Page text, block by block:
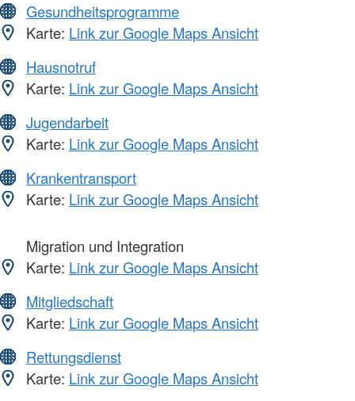
Gesundheitsprogramme
Karte: Link zur Google Maps Ansicht
Hausnotruf
Karte: Link zur Google Maps Ansicht
Jugendarbeit
Karte: Link zur Google Maps Ansicht
Krankentransport
Karte: Link zur Google Maps Ansicht
Migration und Integration
Karte: Link zur Google Maps Ansicht
Mitgliedschaft
Karte: Link zur Google Maps Ansicht
Rettungsdienst
Karte: Link zur Google Maps Ansicht